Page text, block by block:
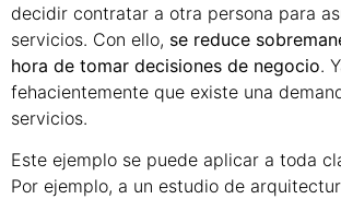
decidir contratar a otra persona para
servicios. Con ello, se reduce
hora de tomar decisiones de negocio.
fehacientemente que existe una
servicios.
Este ejemplo se puede aplicar a toda
Por ejemplo, a un estudio de